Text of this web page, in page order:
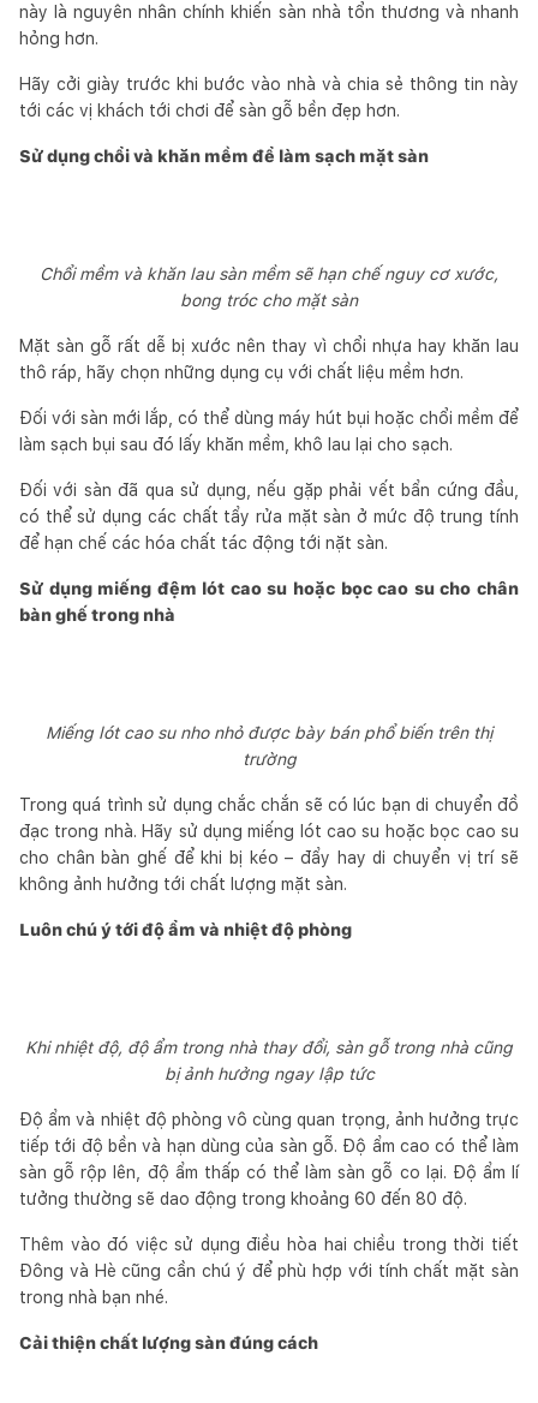
này là nguyên nhân chính khiến sàn nhà tổn thương và nhanh
hỏng hơn.
Hãy cởi giày trước khi bước vào nhà và chia sẻ thông tin này
tới các vị khách tới chơi để sàn gỗ bền đẹp hơn.
Sử dụng chổi và khăn mềm để làm sạch mặt sàn
Chổi mềm và khăn lau sàn mềm sẽ hạn chế nguy cơ xước,
bong tróc cho mặt sàn
Mặt sàn gỗ rất dễ bị xước nên thay vì chổi nhựa hay khăn lau
thô ráp, hãy chọn những dụng cụ với chất liệu mềm hơn.
Đối với sàn mới lắp, có thể dùng máy hút bụi hoặc chổi mềm để
làm sạch bụi sau đó lấy khăn mềm, khô lau lại cho sạch.
Đối với sàn đã qua sử dụng, nếu gặp phải vết bẩn cứng đầu,
có thể sử dụng các chất tẩy rửa mặt sàn ở mức độ trung tính
để hạn chế các hóa chất tác động tới nặt sàn.
Sử dụng miếng đệm lót cao su hoặc bọc cao su cho chân
bàn ghế trong nhà
Miếng lót cao su nho nhỏ được bày bán phổ biến trên thị
trường
Trong quá trình sử dụng chắc chắn sẽ có lúc bạn di chuyển đồ
đạc trong nhà. Hãy sử dụng miếng lót cao su hoặc bọc cao su
cho chân bàn ghế để khi bị kéo – đẩy hay di chuyển vị trí sẽ
không ảnh hưởng tới chất lượng mặt sàn.
Luôn chú ý tới độ ẩm và nhiệt độ phòng
Khi nhiệt độ, độ ẩm trong nhà thay đổi, sàn gỗ trong nhà cũng
bị ảnh hưởng ngay lập tức
Độ ẩm và nhiệt độ phòng vô cùng quan trọng, ảnh hưởng trực
tiếp tới độ bền và hạn dùng của sàn gỗ. Độ ẩm cao có thể làm
sàn gỗ rộp lên, độ ẩm thấp có thể làm sàn gỗ co lại. Độ ẩm lí
tưởng thường sẽ dao động trong khoảng 60 đến 80 độ.
Thêm vào đó việc sử dụng điều hòa hai chiều trong thời tiết
Đông và Hè cũng cần chú ý để phù hợp với tính chất mặt sàn
trong nhà bạn nhé.
Cải thiện chất lượng sàn đúng cách